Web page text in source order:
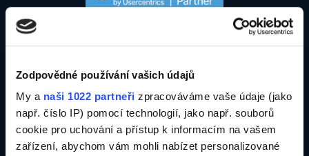
Zodpovědné používání vašich údajů
My a naši 1022 partneři zpracováváme vaše údaje (jako
např. číslo IP) pomocí technologií, jako např. souborů
cookie pro uchování a přístup k informacím na vašem
zařízení, abychom vám mohli nabízet personalizované